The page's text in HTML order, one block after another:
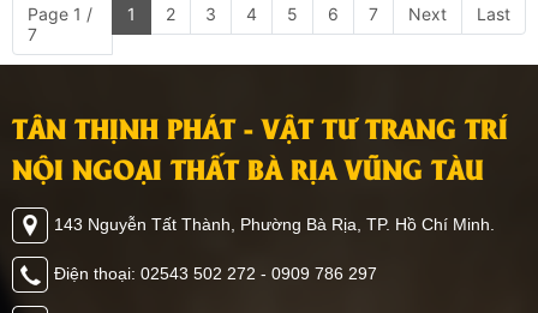
Page 1 /
7
1 2 3 4 5 6 7 Next Last
TÂN THỊNH PHÁT - VẬT TƯ TRANG TRÍ
NỘI NGOẠI THẤT BÀ RỊA VŨNG TÀU
143 Nguyễn Tất Thành, Phường Bà Rịa, TP. Hồ Chí Minh.
Điện thoại: 02543 502 272 - 0909 786 297